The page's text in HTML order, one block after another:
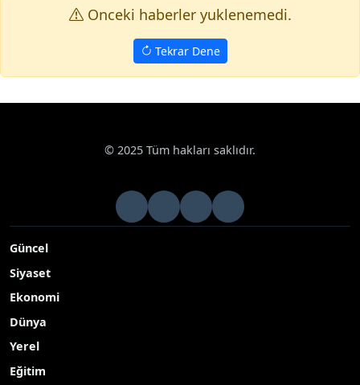
Onceki haberler yuklenemedi.
Tekrar Dene
© 2025 Tüm hakları saklıdır.
Güncel
Siyaset
Ekonomi
Dünya
Yerel
Eğitim